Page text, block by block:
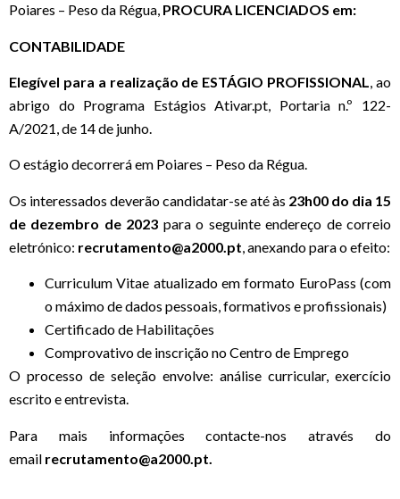
Poiares – Peso da Régua, PROCURA LICENCIADOS em:
CONTABILIDADE
Elegível para a realização de ESTÁGIO PROFISSIONAL, ao
abrigo do Programa Estágios Ativar.pt, Portaria n.º 122-
A/2021, de 14 de junho.
O estágio decorrerá em Poiares – Peso da Régua.
Os interessados deverão candidatar-se até às 23h00 do dia 15
de dezembro de 2023 para o seguinte endereço de correio
eletrónico: recrutamento@a2000.pt, anexando para o efeito:
Curriculum Vitae atualizado em formato EuroPass (com
o máximo de dados pessoais, formativos e profissionais)
Certificado de Habilitações
Comprovativo de inscrição no Centro de Emprego
O processo de seleção envolve: análise curricular, exercício
escrito e entrevista.
Para mais informações contacte-nos através do
email recrutamento@a2000.pt.